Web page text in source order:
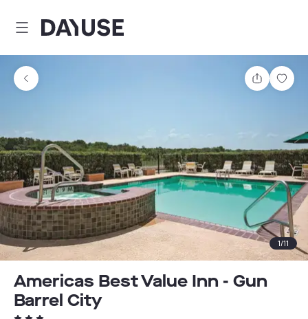
Dayuse
Partager
1/11
Americas Best Value Inn - Gun
Barrel City